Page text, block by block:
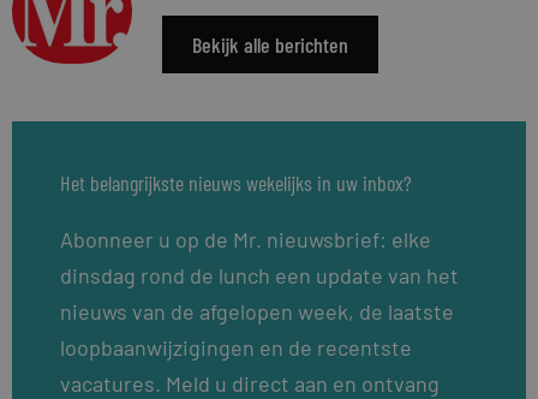
Bekijk alle berichten
Het belangrijkste nieuws wekelijks in uw inbox?
Abonneer u op de Mr. nieuwsbrief: elke
dinsdag rond de lunch een update van het
nieuws van de afgelopen week, de laatste
loopbaanwijzigingen en de recentste
vacatures. Meld u direct aan en ontvang